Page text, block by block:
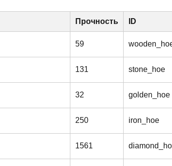
Прочность ID
59
131 stone_hoe
32 golden_hoe
250 iron_hoe
1561